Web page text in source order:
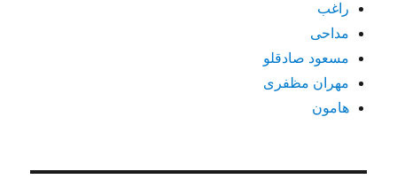
راغب
مداحی
مسعود صادقلو
مهران مظفری
هامون